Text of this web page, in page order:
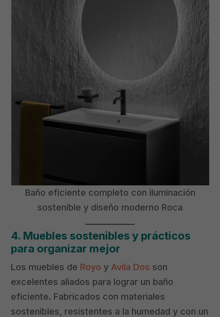
Baño eficiente completo con iluminación
sostenible y diseño moderno Roca
4. Muebles sostenibles y prácticos
para organizar mejor
Los muebles de Royo y Avila Dos son
excelentes aliados para lograr un baño
eficiente. Fabricados con materiales
sostenibles, resistentes a la humedad y con un